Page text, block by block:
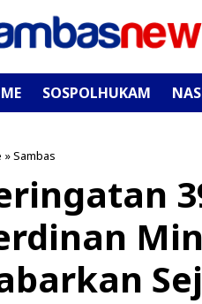
SOSPOLHUKAM
»Sambas